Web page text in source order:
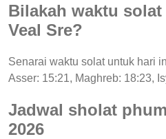
Bilakah waktu
Veal Sre?
Senarai waktu solat untuk hari
Asser: 15:21, Maghreb: 18:23,
Jadwal sholat
2026